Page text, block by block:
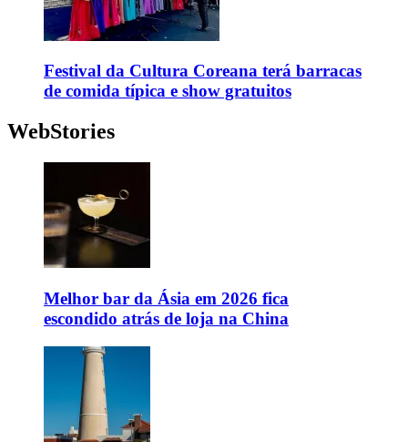
Festival da Cultura Coreana terá barracas
de comida típica e show gratuitos
WebStories
Melhor bar da Ásia em 2026 fica
escondido atrás de loja na China